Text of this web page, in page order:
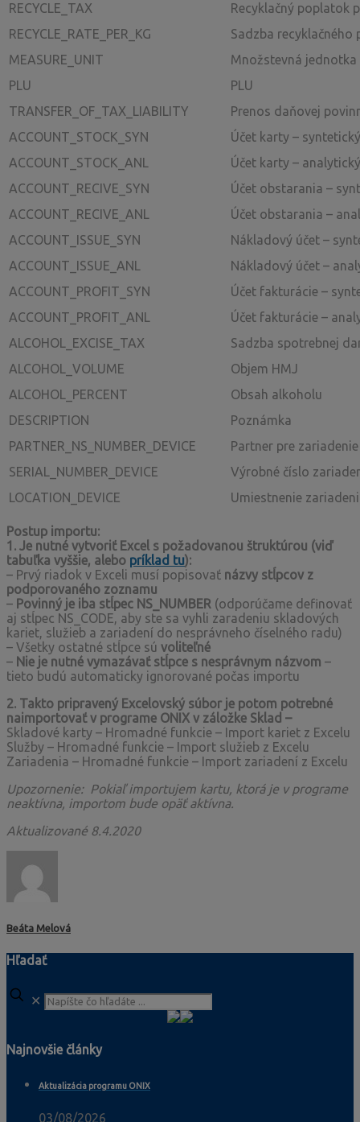
RECYCLE_TAX
Recyklačný poplatok
RECYCLE_RATE_PER_KG
Sadzba
MEASURE_UNIT
Množstevná jednotka
PLU
PLU
TRANSFER_OF_TAX_LIABILITY
Prenos daňovej
ACCOUNT_STOCK_SYN
Účet karty – syntetický
ACCOUNT_STOCK_ANL
Účet karty – analytický
ACCOUNT_RECIVE_SYN
Účet obstarania –
ACCOUNT_RECIVE_ANL
Účet obstarania –
ACCOUNT_ISSUE_SYN
Nákladový účet –
ACCOUNT_ISSUE_ANL
Nákladový účet –
ACCOUNT_PROFIT_SYN
Účet fakturácie –
ACCOUNT_PROFIT_ANL
Účet fakturácie –
ALCOHOL_EXCISE_TAX
Sadzba spotrebnej
ALCOHOL_VOLUME
Objem HMJ
ALCOHOL_PERCENT
Obsah alkoholu
DESCRIPTION
Poznámka
PARTNER_NS_NUMBER_DEVICE
Partner pre
SERIAL_NUMBER_DEVICE
Výrobné číslo
LOCATION_DEVICE
Umiestnenie
Postup importu:
1. Je nutné vytvoriť Excel s požadovanou štruktúrou (viď
tabuľka vyššie, alebo príklad tu):
– Prvý riadok v Exceli musí popisovať názvy stĺpcov z
podporovaného zoznamu
– Povinný je iba stĺpec NS_NUMBER (odporúčame definovať
aj stĺpec NS_CODE, aby ste sa vyhli zaradeniu skladových
kariet, služieb a zariadení do nesprávneho číselného radu)
– Všetky ostatné stĺpce sú voliteľné
– Nie je nutné vymazávať stĺpce s nesprávnym názvom –
tieto budú automaticky ignorované počas importu
2. Takto pripravený Excelovský súbor je potom potrebné
naimportovať v programe ONIX v záložke Sklad –
Skladové karty – Hromadné funkcie – Import kariet z Excelu
Služby – Hromadné funkcie – Import služieb z Excelu
Zariadenia – Hromadné funkcie – Import zariadení z Excelu
Upozornenie: Pokiaľ importujem kartu, ktorá je v programe
neaktívna, importom bude opäť aktívna.
Aktualizované 8.4.2020
Beáta Melová
Hľadať
✕
Najnovšie články
Aktualizácia programu ONIX
03/08/2026